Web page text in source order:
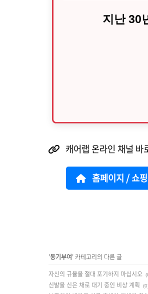
지난 30
캐어랩 온라인 채널 바
홈페이지 / 쇼
'동기부여' 카테고리의 다른 글
자신의 규율을 절대 포기하지 마십시오
신발을 신은 채로 대기 중인 비상 계획